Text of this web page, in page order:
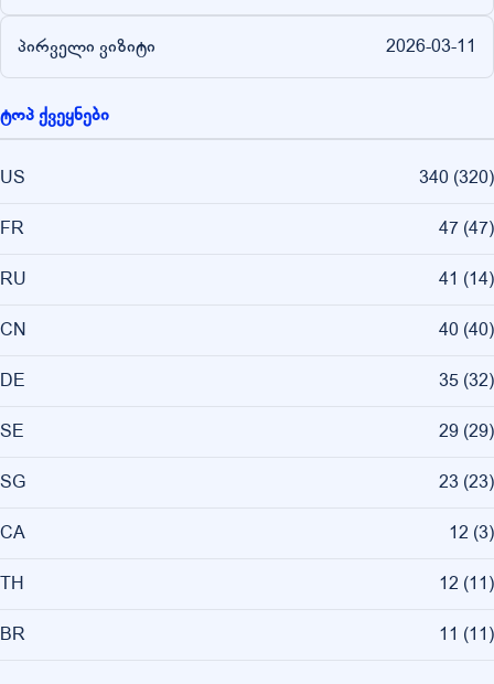
პირველი ვიზიტი 2026-03-11
ტოპ ქვეყნები
US 340 (320)
FR 47 (47)
RU 41 (14)
CN 40 (40)
DE 35 (32)
SE 29 (29)
SG 23 (23)
CA 12 (3)
TH 12 (11)
BR 11 (11)